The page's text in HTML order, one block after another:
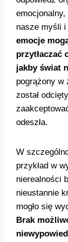
nasze myśli
emocje
przytłaczać
jakby świat
pogrążony w
został
odeszła.
W
przykład w
nierealności
nieustannie
mogło się
Brak